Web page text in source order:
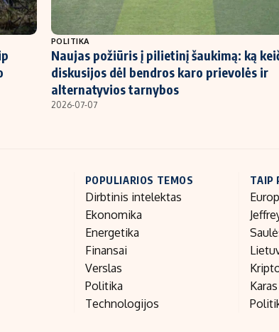
Migracija
POLITIKA
Naujas požiūris į pilietinį šaukimą: ką
diskusijos dėl bendros karo prievolės ir
alternatyvios tarnybos
2026-07-07
POPULIARIOS TEMOS
Dirbtinis intelektas
Ekonomika
Energetika
Finansai
Verslas
Politika
Technologijos
TAIP